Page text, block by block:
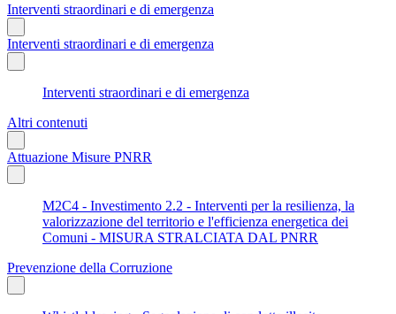
Interventi straordinari e di emergenza
Interventi straordinari e di emergenza
Interventi straordinari e di emergenza
Altri contenuti
Attuazione Misure PNRR
M2C4 - Investimento 2.2 - Interventi per la resilienza, la
valorizzazione del territorio e l'efficienza energetica dei
Comuni - MISURA STRALCIATA DAL PNRR
Prevenzione della Corruzione